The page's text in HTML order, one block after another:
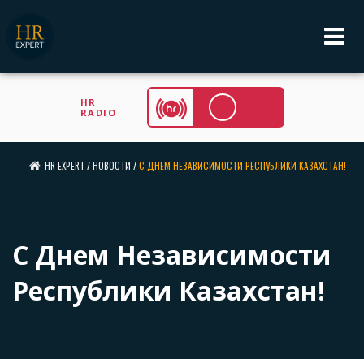
HR
RADIO
HR-EXPERT /НОВОСТИ /С ДНЕМ НЕЗАВИСИМОСТИ РЕСПУБЛИКИ КАЗАХСТАН!
С Днем Независимости
Республики Казахстан!